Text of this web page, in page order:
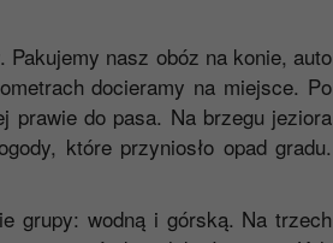
Pakujemy nasz obóz na konie, auto
docieramy na miejsce. Po
prawie do pasa. Na brzegu jeziora
które przyniosło opad gradu.
grupy: wodną i górską. Na trzech